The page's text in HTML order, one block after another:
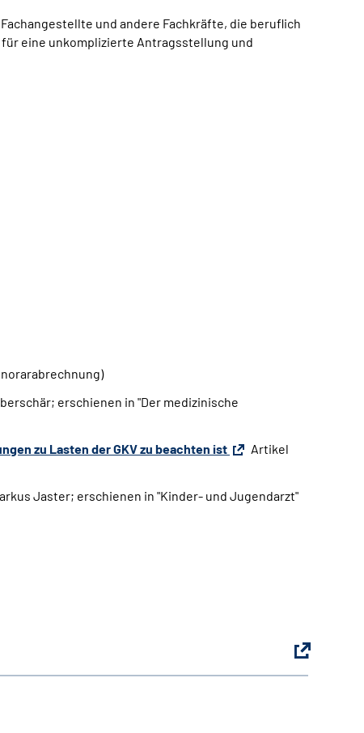
und andere Fachkräfte, die beruflich
eine unkomplizierte Antragsstellung und
erschienen in "Der medizinische
zu Lasten der GKV zu beachten ist
Artikel
Jaster; erschienen in "Kinder- und Jugendarzt"